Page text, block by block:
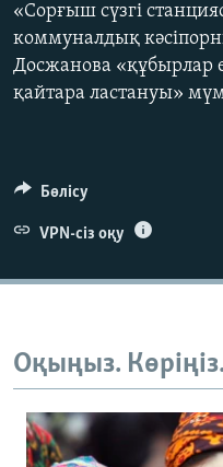
«Сорғыш сүзгі
коммуналдық
Досжанова «құбырлар
қайтара ластануы»
Бөлісу
VPN-сіз оқу
Оқыңыз.